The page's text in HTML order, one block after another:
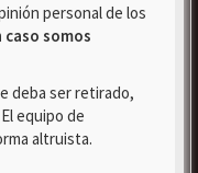
personal de los
caso somos
deba ser retirado,
El equipo de
altruista.